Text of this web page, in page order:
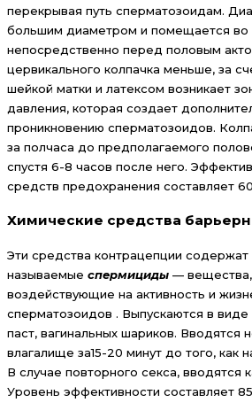
перекрывая путь сперматозоидам.
большим диаметром и помещается во
непосредственно перед половым
цервикального колпачка меньше, за
шейкой матки и латексом возникает
давления, которая создает
проникновению сперматозоидов.
за полчаса до предполагаемого
спустя 6-8 часов после него.
средств предохранения составляет
Химические средства
Эти средства контрацепции содержат
называемые спермициды — вещества,
воздействующие на активность и
сперматозоидов . Выпускаются в виде
паст, вагинальных шариков. Вводятся
влагалище за15-20 минут до того, как
В случае повторного секса, вводятся
Уровень эффективности составляет